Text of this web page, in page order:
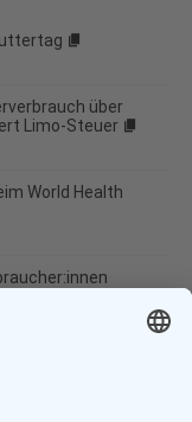
über
Limo-Steuer
World Health